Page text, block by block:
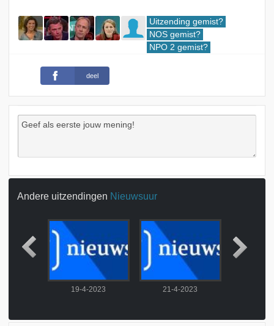
Uitzending gemist?
NOS gemist?
NPO 2 gemist?
deel
Andere uitzendingen Nieuwsuur
19-4-2023 21-4-2023